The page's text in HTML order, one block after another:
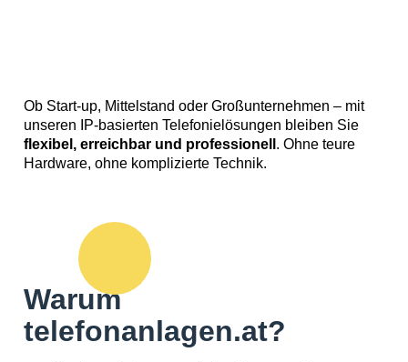
Ob Start-up, Mittelstand oder Großunternehmen – mit
unseren IP-basierten Telefonielösungen bleiben Sie
flexibel, erreichbar und professionell . Ohne teure
Hardware, ohne komplizierte Technik.
Warum
telefonanlagen.at?